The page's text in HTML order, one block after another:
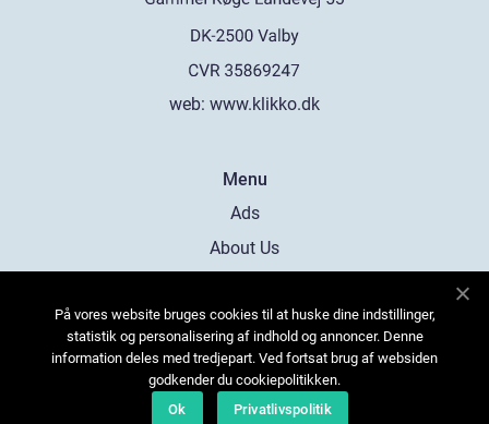
web: www.klikko.dk
Menu
Ads
About Us
Contact
Sitemap
På vores website bruges cookies til at huske dine indstillinger,
statistik og personalisering af indhold og annoncer. Denne
information deles med tredjepart. Ved fortsat brug af websiden
godkender du cookiepolitikken.
Ok
Privatlivspolitik